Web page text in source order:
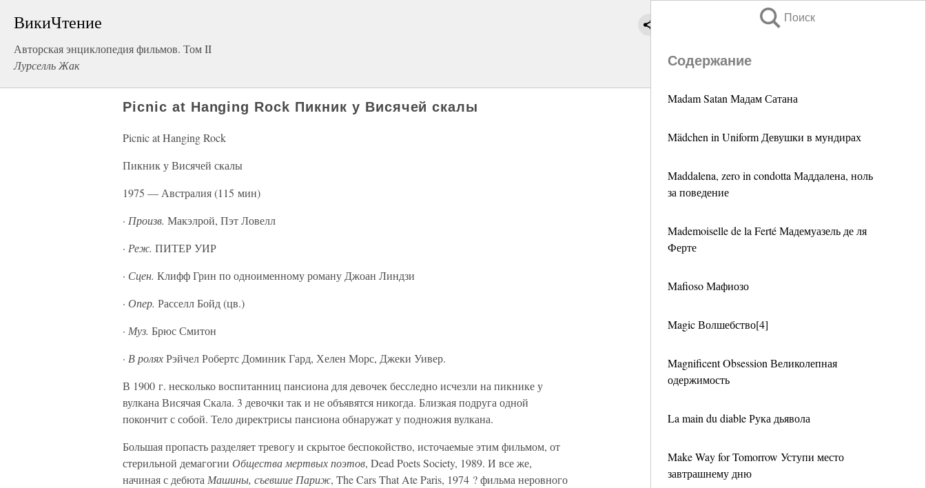
ВикиЧтение
Авторская энциклопедия фильмов. Том II
Лурселль Жак
Поиск
Содержание
Madam Satan Мадам Сатана
Mädchen in Uniform Девушки в мундирах
Maddalena, zero in condotta Маддалена, ноль
за поведение
Mademoiselle de la Ferté Мадемуазель де ля
Ферте
Mafioso Мафиозо
Magic Волшебство[4]
Magnificent Obsession Великолепная
одержимость
La main du diable Рука дьявола
Make Way for Tomorrow Уступи место
завтрашнему дню
Picnic at Hanging Rock Пикник у Висячей скалы
Picnic at Hanging Rock
Пикник у Висячей скалы
1975 — Австралия (115 мин)
· Произв. Макэлрой, Пэт Ловелл
· Реж. ПИТЕР УИР
· Сцен. Клифф Грин по одноименному роману Джоан Линдзи
· Опер. Расселл Бойд (цв.)
· Муз. Брюс Смитон
· В роляхРэйчел Робертс Доминик Гард, Хелен Морс, Джеки Уивер.
В 1900 г. несколько воспитанниц пансиона для девочек бесследно исчезли на пикнике у
вулкана Висячая Скала. 3 девочки так и не объявятся никогда. Близкая подруга одной
покончит с собой. Тело директрисы пансиона обнаружат у подножия вулкана.
Большая пропасть разделяет тревогу и скрытое беспокойство, источаемые этим фильмом, от
стерильной демагогии Общества мертвых поэтов, Dead Poets Society, 1989. И все же,
начиная с дебюта Машины, съевшие Париж, The Cars That Ate Paris, 1974 ? фильма неровного